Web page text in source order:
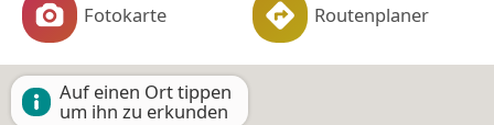
Fotokarte Routenplaner
Auf einen Ort tippen
um ihn zu erkunden